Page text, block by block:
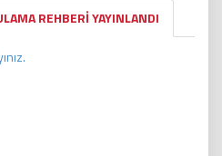
REHBERİ YAYINLANDI